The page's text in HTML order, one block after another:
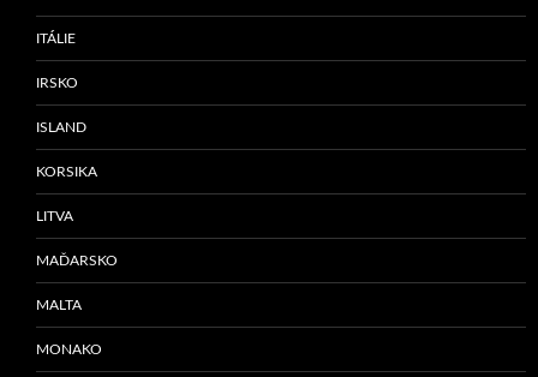
ITÁLIE
IRSKO
ISLAND
KORSIKA
LITVA
MAĎARSKO
MALTA
MONAKO